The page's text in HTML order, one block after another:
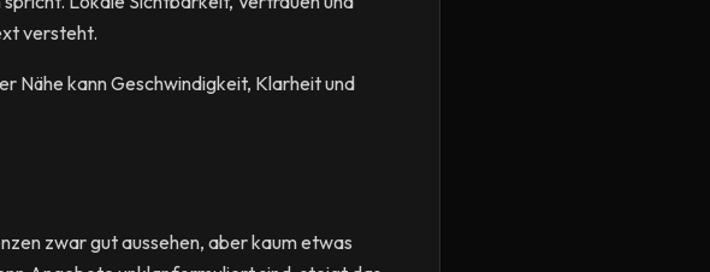
versteht.
Nähe kann Geschwindigkeit, Klarheit und
zwar gut aussehen, aber kaum etwas